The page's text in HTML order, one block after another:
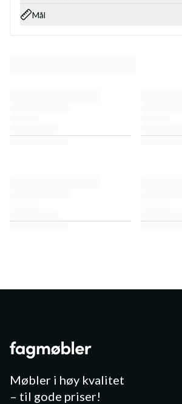
Mål
Møbler i høy kvalitet
– til gode priser!